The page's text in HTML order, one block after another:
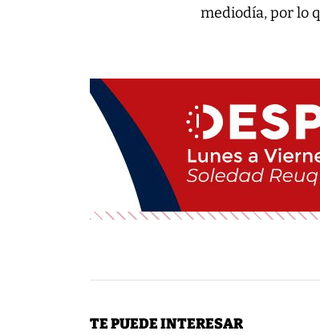
mediodía, por lo
TE PUEDE INTERESAR